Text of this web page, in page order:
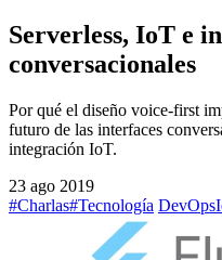
Serverless, IoT e
conversacionales
Por qué el diseño voice-first
futuro de las interfaces
integración IoT.
23 ago 2019
#Charlas#Tecnología DevOps